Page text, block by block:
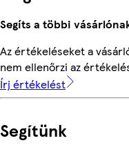
Segíts a többi
Az értékeléseket a
nem ellenőrzi az
Írj értékelést
Segítünk